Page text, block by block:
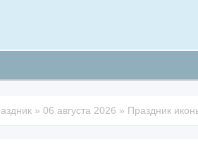
» 06 августа 2026 » Праздник